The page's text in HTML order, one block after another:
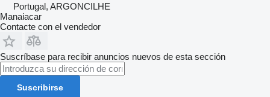
Portugal, ARGONCILHE
Manaiacar
Contacte con el vendedor
Suscríbase para recibir anuncios nuevos de esta sección
Suscribirse